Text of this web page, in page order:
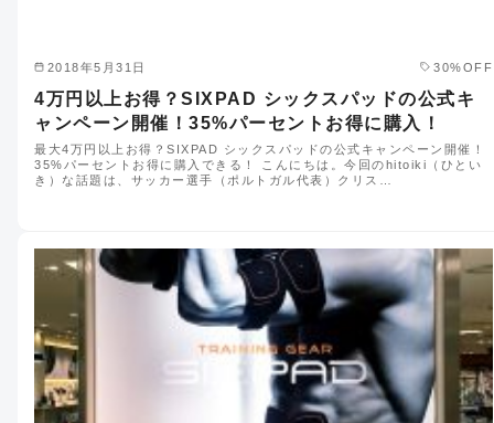
2018年5月31日 30%OFF
4万円以上お得？SIXPAD シックスパッドの公式キ
ャンペーン開催！35%パーセントお得に購入！
最大4万円以上お得？SIXPAD シックスパッドの公式キャンペーン開催！
35%パーセントお得に購入できる！ こんにちは。今回のhitoiki（ひとい
き）な話題は、サッカー選手（ポルトガル代表）クリス…